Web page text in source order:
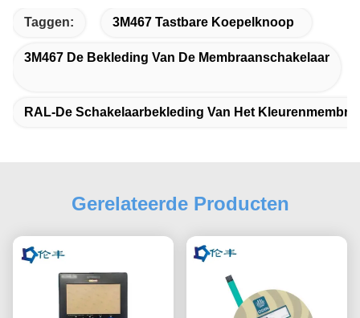
Taggen: 3M467 Tastbare Koepelknoop
3M467 De Bekleding Van De Membraanschakelaar
RAL-De Schakelaarbekleding Van Het
Gerelateerde Producten